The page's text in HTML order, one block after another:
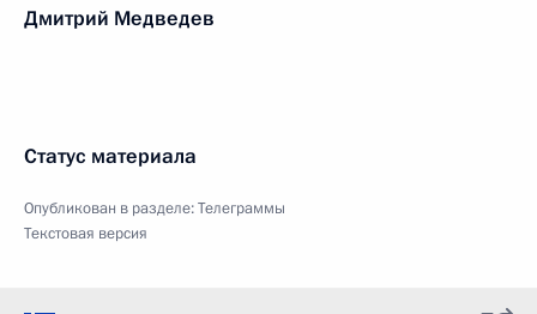
Дмитрий Медведев
Статус материала
Опубликован в разделе:Телеграммы
Текстовая версия